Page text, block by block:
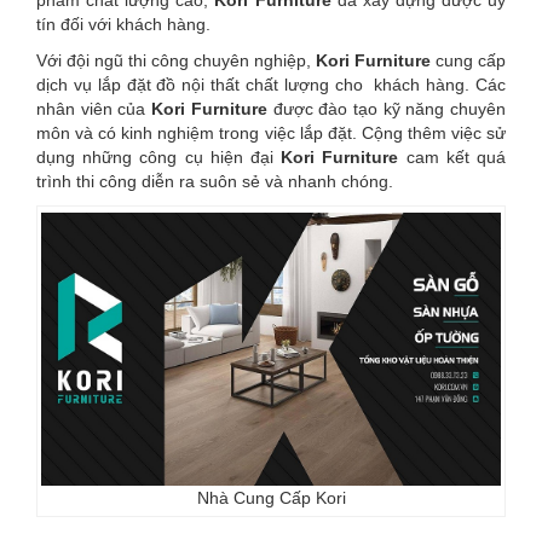
tín đối với khách hàng.
Với đội ngũ thi công chuyên nghiệp, Kori Furniture cung cấp
dịch vụ lắp đặt đồ nội thất chất lượng cho khách hàng. Các
nhân viên của Kori Furnituređược đào tạo kỹ năng chuyên
môn và có kinh nghiệm trong việc lắp đặt. Cộng thêm việc sử
dụng những công cụ hiện đại Kori Furniture cam kết quá
trình thi công diễn ra suôn sẻ và nhanh chóng.
Nhà Cung Cấp Kori